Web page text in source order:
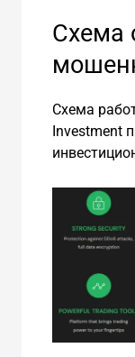
Схема
Схема
Investment